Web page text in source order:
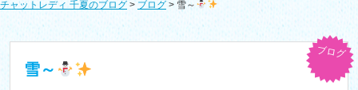
チャットレディ 千夏のブログ > ブログ > 雪～
雪～
ブログ